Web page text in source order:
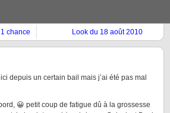
chance
Look du 18 août 2010
depuis un certain bail mais j’ai été pas mal
😀 petit coup de fatigue dû à la grossesse